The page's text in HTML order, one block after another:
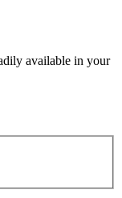
available in your